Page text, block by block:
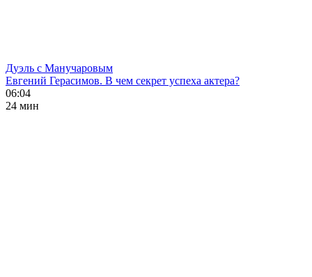
Дуэль с Манучаровым
Евгений Герасимов. В чем секрет успеха актера?
06:04
24 мин